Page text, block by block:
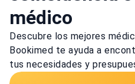
médico
Descubre los mejores
Bookimed te ayuda a
tus necesidades y